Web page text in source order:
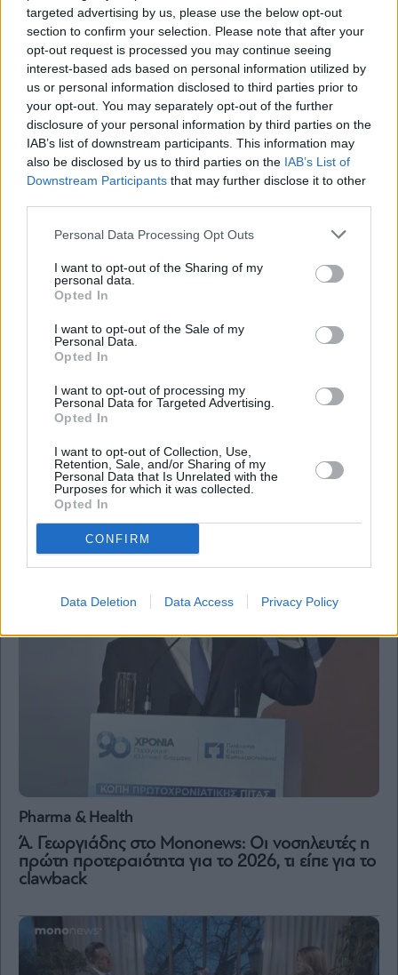
targeted advertising by us, please use the below opt-out
section to confirm your selection. Please note that after your
opt-out request is processed you may continue seeing
interest-based ads based on personal information utilized by
us or personal information disclosed to third parties prior to
your opt-out. You may separately opt-out of the further
disclosure of your personal information by third parties on the
IAB’s list of downstream participants. This information may
also be disclosed by us to third parties on the IAB’s List of
Downstream Participants that may further disclose it to other
Personal Data Processing Opt Outs
I want to opt-out of the Sharing of my
personal data.
Opted In
I want to opt-out of the Sale of my
Personal Data.
Opted In
I want to opt-out of processing my
Personal Data for Targeted Advertising.
Opted In
I want to opt-out of Collection, Use,
Retention, Sale, and/or Sharing of my
Personal Data that Is Unrelated with the
Purposes for which it was collected.
Opted In
CONFIRM
Data Deletion Data Access Privacy Policy
Άρθρα
Κυβέρνηση και clawback: Pύθμιση ή αποφυγή
σύγκρουσης;
Pharma & Health
ΙΦΕΤ: «Μαχαίρι» στα off-label και clawback από
τις φαρμακευτικές – Σχέδιο Γεωργιάδη για
εξοικονόμηση εκατ. ευρώ
Pharma & Health
Ά. Γεωργιάδης στο Mononews: Οι νοσηλευτές η
πρώτη προτεραιότητα για το 2026, τι είπε για το
clawback